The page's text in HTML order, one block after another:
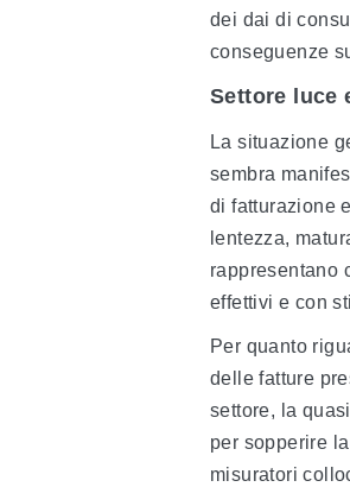
dei dai di
conseguenze
Settore luce
La situazione
sembra
di fatturazione
lentezza,
rappresentano
effettivi e con
Per quanto
delle fatture
settore, la
per sopperire
misuratori